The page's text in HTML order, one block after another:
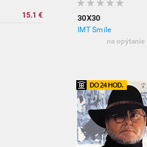
15.1 € 30X30
IMT Smile
na opýtanie